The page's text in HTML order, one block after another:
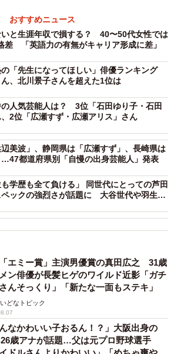
】
ころにとてもネイティブな英語を話
聞いたときは衝撃を受けました（30
保護者）
いたときに、英語の部分もかっこよ
当時真似していっぱい練習したのを
名人とも物怖じせず冗談を交えて話
敵だと思いました（40代前半・小学3
ルさんを、その英語力と歌唱力でと
もよく歌を聞いています。ネイティ
似のできる発音などではないのです
代後半・小学2年生の保護者）
海外ロケでとてもネイティブな英語
なかでもとてもかっこよかったです
生の保護者）
をしていたり、映画の祭典などでリ
たから（30代後半・小学6年生の保護
おすすめニュース
いと生涯年収で損する？ 40〜50代女性では
差 「英語力の有無がキャリア形成に差」
「先生になってほしい」俳優ランキング
、北川景子さんを超えた1位は
人気芸能人は？ 3位「石田ゆり子・石田
2位「広瀬すず・広瀬アリス」さん
美波」、静岡県は「広瀬すず」、長崎県は
…47都道府県別「自慢の出身芸能人」発表
も学歴も全て負ける」 同世代にとっての芦田
ックの強烈さが話題に 大谷世代や羽生世
エミー賞」主演男優賞の真田広之 31歳
ン俳優が長髪ヒゲのワイルド近影「ガチ
んそっくり」「新たな一面もステキ」
どなトピック
んなかわいい子おるん！？」大阪出身の
歳アナが話題…父は元プロ野球選手